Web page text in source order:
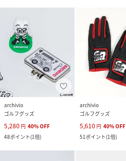
archivio
ゴルフグッズ
5,280 円 40%OFF
48ポイント(1倍)
archivio
ゴルフグッズ
5,610 円 40%OFF
51ポイント(1倍)